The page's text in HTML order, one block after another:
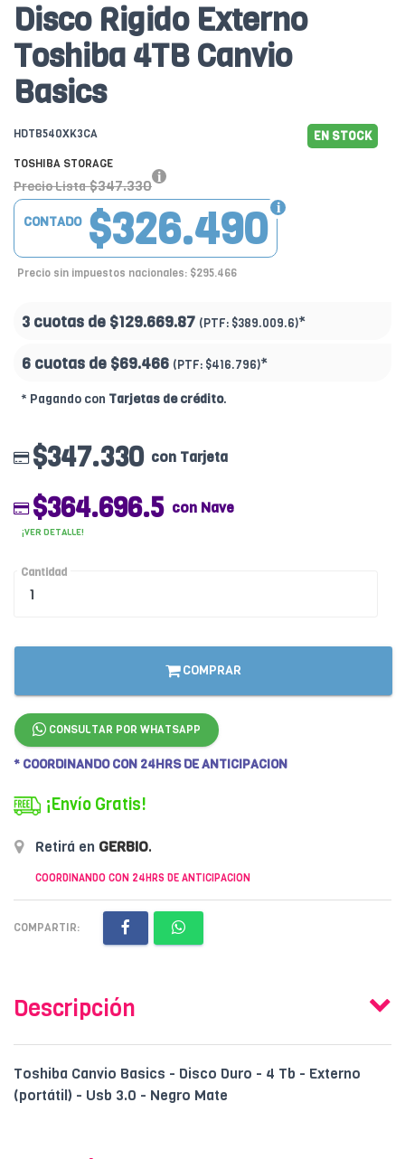
Disco Rigido Externo
Toshiba 4TB Canvio
Basics
HDTB540XK3CA EN STOCK
TOSHIBA STORAGE
Precio Lista $347.330
$326.490
CONTADO
Precio sin impuestos nacionales: $295.466
3 cuotas de $129.669.87 (PTF: $389.009.6)*
6 cuotas de $69.466 (PTF: $416.796)*
* Pagando con Tarjetas de crédito.
$347.330 con Tarjeta
$364.696.5 con Nave
¡VER DETALLE!
Cantidad
COMPRAR
CONSULTAR POR WHATSAPP
* COORDINANDO CON 24HRS DE ANTICIPACION
¡Envío Gratis!
Retirá en GERBIO.
COORDINANDO CON 24HRS DE ANTICIPACION
COMPARTIR:
Descripción
Toshiba Canvio Basics - Disco Duro - 4 Tb - Externo
(portátil) - Usb 3.0 - Negro Mate